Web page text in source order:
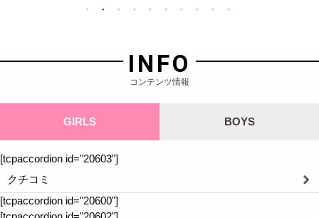
INFO
コンテンツ情報
GIRLS BOYS
[tcpaccordion id="20603"]
クチコミ
[tcpaccordion id="20600"]